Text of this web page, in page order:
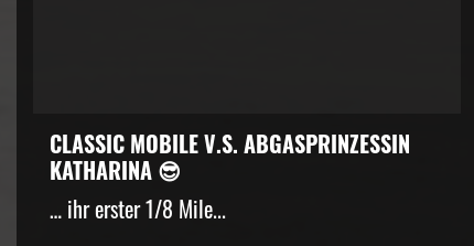
CLASSIC MOBILE V.S. ABGASPRINZESSIN
KATHARINA 😎
… ihr erster 1/8 Mile...